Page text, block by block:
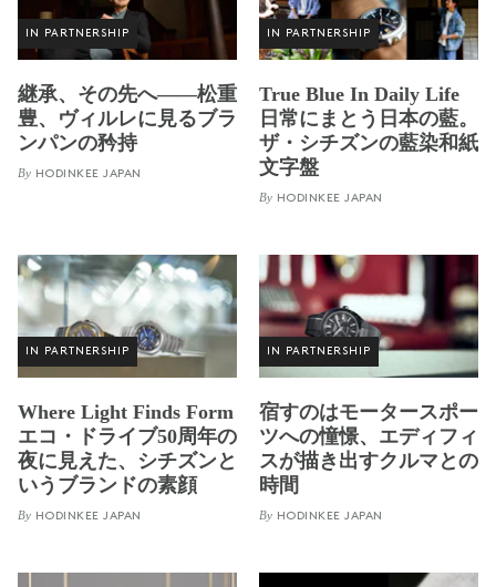
IN PARTNERSHIP
継承、その先へ——松重
豊、ヴィルレに見るブラ
ンパンの矜持
By HODINKEE JAPAN
IN PARTNERSHIP
True Blue In Daily Life
日常にまとう日本の藍。
ザ・シチズンの藍染和紙
文字盤
By HODINKEE JAPAN
IN PARTNERSHIP
Where Light Finds Form
エコ・ドライブ50周年の
夜に見えた、シチズンと
いうブランドの素顔
By HODINKEE JAPAN
IN PARTNERSHIP
宿すのはモータースポー
ツへの憧憬、エディフィ
スが描き出すクルマとの
時間
By HODINKEE JAPAN